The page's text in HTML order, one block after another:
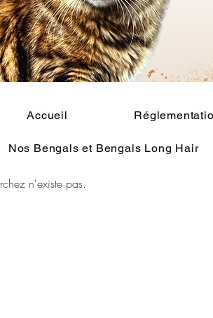
Accueil
Nos Bengals et Bengals Long Hair
n'existe pas.